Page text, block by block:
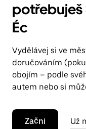
potřebuješ
Éc
Vydělávej si ve
doručováním
obojím – podle
autem nebo si
Začni Už